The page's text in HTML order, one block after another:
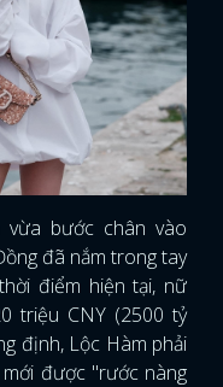
bước chân vào
đã nắm trong tay
điểm hiện tại, nữ
triệu CNY (2500 tỷ
định, Lộc Hàm phải
được "rước nàng